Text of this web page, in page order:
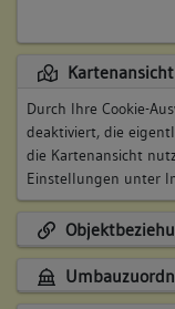
Durch Ihre Cookie-
deaktiviert, die
die Kartenansicht
Einstellungen unter